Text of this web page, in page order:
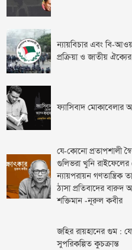
ন্যায়বিচার এবং বি-
প্রক্রিয়া ও জাতীয় ঐক্যের
ফ্যাসিবাদ মোকাবেলার
যে-কোনো প্রতাপশালী
গুলিভরা খুনি রাইফেলের
ন্যায়পরায়ন গণতান্ত্রিক
ঠাসা প্রতিবাদের বারুদ
শক্তিমান -নূরুল কবীর
জহির রায়হানের গুম :
সুপরিকল্পিত কুচক্রান্ত